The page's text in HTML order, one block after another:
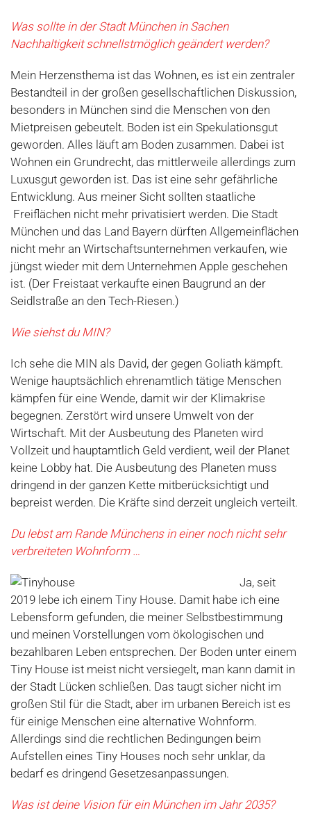
Was sollte in der Stadt München in Sachen
Nachhaltigkeit schnellstmöglich geändert werden?
Mein Herzensthema ist das Wohnen, es ist ein zentraler
Bestandteil in der großen gesellschaftlichen Diskussion,
besonders in München sind die Menschen von den
Mietpreisen gebeutelt. Boden ist ein Spekulationsgut
geworden. Alles läuft am Boden zusammen. Dabei ist
Wohnen ein Grundrecht, das mittlerweile allerdings zum
Luxusgut geworden ist. Das ist eine sehr gefährliche
Entwicklung. Aus meiner Sicht sollten staatliche
Freiflächen nicht mehr privatisiert werden. Die Stadt
München und das Land Bayern dürften Allgemeinflächen
nicht mehr an Wirtschaftsunternehmen verkaufen, wie
jüngst wieder mit dem Unternehmen Apple geschehen
ist. (Der Freistaat verkaufte einen Baugrund an der
Seidlstraße an den Tech-Riesen.)
Wie siehst du MIN?
Ich sehe die MIN als David, der gegen Goliath kämpft.
Wenige hauptsächlich ehrenamtlich tätige Menschen
kämpfen für eine Wende, damit wir der Klimakrise
begegnen. Zerstört wird unsere Umwelt von der
Wirtschaft. Mit der Ausbeutung des Planeten wird
Vollzeit und hauptamtlich Geld verdient, weil der Planet
keine Lobby hat. Die Ausbeutung des Planeten muss
dringend in der ganzen Kette mitberücksichtigt und
bepreist werden. Die Kräfte sind derzeit ungleich verteilt.
Du lebst am Rande Münchens in einer noch nicht sehr
verbreiteten Wohnform …
Ja, seit
2019 lebe ich einem Tiny House. Damit habe ich eine
Lebensform gefunden, die meiner Selbstbestimmung
und meinen Vorstellungen vom ökologischen und
bezahlbaren Leben entsprechen. Der Boden unter einem
Tiny House ist meist nicht versiegelt, man kann damit in
der Stadt Lücken schließen. Das taugt sicher nicht im
großen Stil für die Stadt, aber im urbanen Bereich ist es
für einige Menschen eine alternative Wohnform.
Allerdings sind die rechtlichen Bedingungen beim
Aufstellen eines Tiny Houses noch sehr unklar, da
bedarf es dringend Gesetzesanpassungen.
Was ist deine Vision für ein München im Jahr 2035?